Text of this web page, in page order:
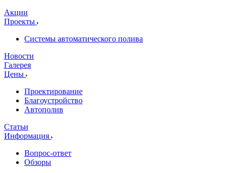
Акции
Проекты
Системы автоматического полива
Новости
Галерея
Цены
Проектирование
Благоустройство
Автополив
Статьи
Информация
Вопрос-ответ
Обзоры